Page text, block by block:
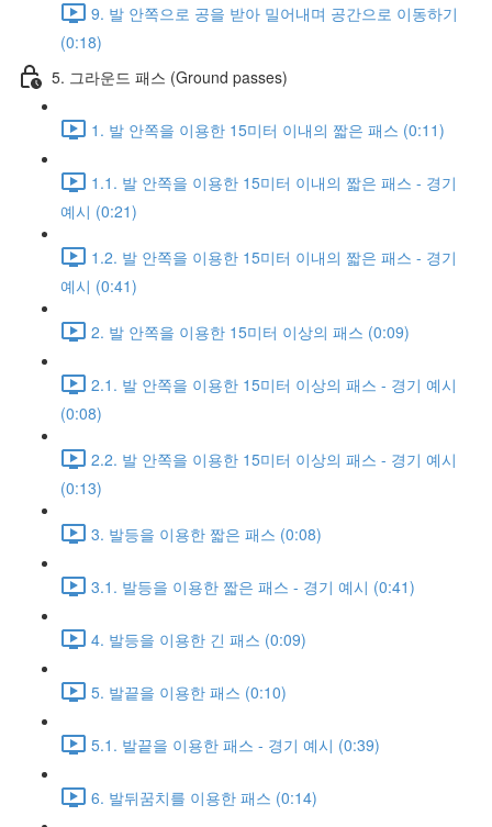
9. 발 안쪽으로 공을 받아 밀어내며 공간으로 이동하기
(0:18)
5. 그라운드 패스 (Ground passes)
1. 발 안쪽을 이용한 15미터 이내의 짧은 패스 (0:11)
1.1. 발 안쪽을 이용한 15미터 이내의 짧은 패스 - 경기
예시 (0:21)
1.2. 발 안쪽을 이용한 15미터 이내의 짧은 패스 - 경기
예시 (0:41)
2. 발 안쪽을 이용한 15미터 이상의 패스 (0:09)
2.1. 발 안쪽을 이용한 15미터 이상의 패스 - 경기 예시
(0:08)
2.2. 발 안쪽을 이용한 15미터 이상의 패스 - 경기 예시
(0:13)
3. 발등을 이용한 짧은 패스 (0:08)
3.1. 발등을 이용한 짧은 패스 - 경기 예시 (0:41)
4. 발등을 이용한 긴 패스 (0:09)
5. 발끝을 이용한 패스 (0:10)
5.1. 발끝을 이용한 패스 - 경기 예시 (0:39)
6. 발뒤꿈치를 이용한 패스 (0:14)